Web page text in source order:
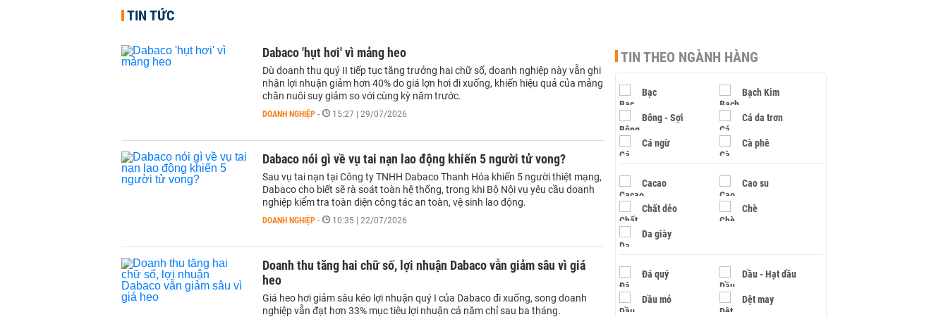
TIN TỨC
Dabaco 'hụt hơi' vì mảng heo
Dù doanh thu quý II tiếp tục tăng trưởng hai chữ số, doanh nghiệp này vẫn ghi
nhận lợi nhuận giảm hơn 40% do giá lợn hơi đi xuống, khiến hiệu quả của mảng
chăn nuôi suy giảm so với cùng kỳ năm trước.
DOANH NGHIỆP - 15:27 | 29/07/2026
Dabaco nói gì về vụ tai nạn lao động khiến 5 người tử vong?
Sau vụ tai nạn tại Công ty TNHH Dabaco Thanh Hóa khiến 5 người thiệt mạng,
Dabaco cho biết sẽ rà soát toàn hệ thống, trong khi Bộ Nội vụ yêu cầu doanh
nghiệp kiểm tra toàn diện công tác an toàn, vệ sinh lao động.
DOANH NGHIỆP - 10:35 | 22/07/2026
Doanh thu tăng hai chữ số, lợi nhuận Dabaco vẫn giảm sâu vì giá
heo
Giá heo hơi giảm sâu kéo lợi nhuận quý I của Dabaco đi xuống, song doanh
nghiệp vẫn đạt hơn 33% mục tiêu lợi nhuận cả năm chỉ sau ba tháng.
TIN THEO NGÀNH HÀNG
Bạc Bạch Kim
Bông - Sợi Cá da trơn
Cá ngừ Cà phê
Cacao Cao su
Chất dẻo Chè
Da giày
Đá quý Dầu - Hạt dầu
Dầu mỏ Dệt may